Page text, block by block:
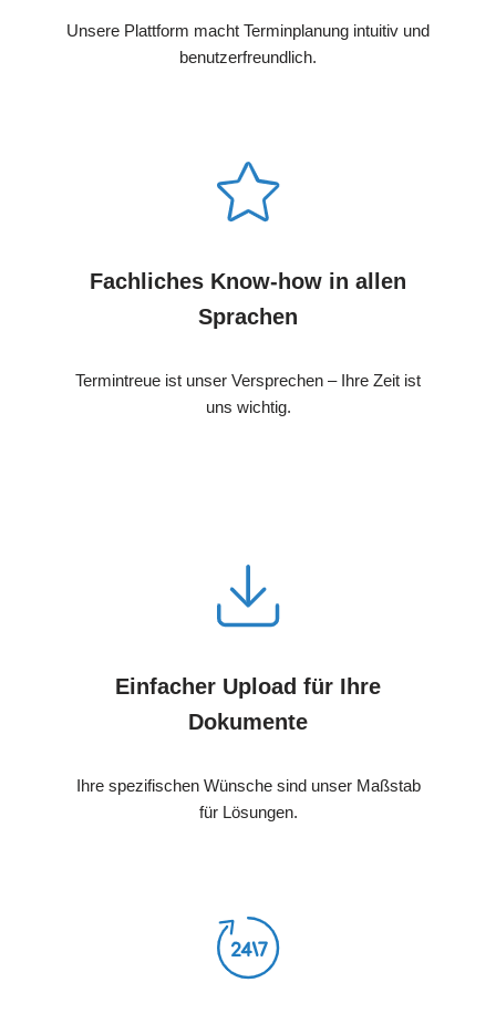
Unsere Plattform macht Terminplanung intuitiv und
benutzerfreundlich.
Fachliches Know-how in allen
Sprachen
Termintreue ist unser Versprechen – Ihre Zeit ist
uns wichtig.
Einfacher Upload für Ihre
Dokumente
Ihre spezifischen Wünsche sind unser Maßstab
für Lösungen.